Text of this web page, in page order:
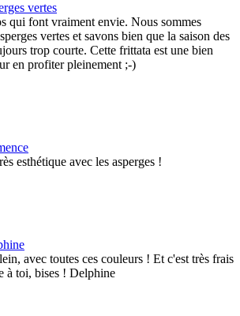
vertes
qui font vraiment envie. Nous sommes
vertes et savons bien que la saison des
trop courte. Cette frittata est une bien
en profiter pleinement ;-)
esthétique avec les asperges !
avec toutes ces couleurs ! Et c'est très frais
à toi, bises ! Delphine